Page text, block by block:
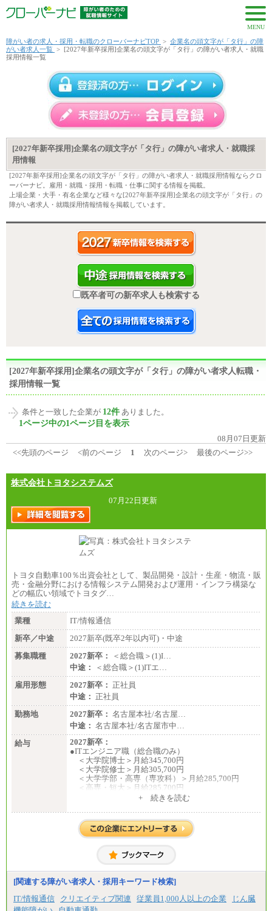
MENU
障がい者の求人・採用・転職のクローバーナビTOP > 企業名の頭文字が「タ行」の障
がい者求人一覧 > [2027年新卒採用]企業名の頭文字が「タ行」の障がい者求人・就職
採用情報一覧
[2027年新卒採用]企業名の頭文字が「タ行」の障がい者求人・就職採
用情報
[2027年新卒採用]企業名の頭文字が「タ行」の障がい者求人・就職採用情報ならクロ
ーバーナビ。雇用・就職・採用・転職・仕事に関する情報を掲載。
上場企業・大手・有名企業など様々な[2027年新卒採用]企業名の頭文字が「タ行」の
障がい者求人・就職採用情報情報を掲載しています。
既卒者可の新卒求人も検索する
[2027年新卒採用]企業名の頭文字が「タ行」の障がい者求人転職・
採用情報一覧
条件と一致した企業が 12件 ありました。
1ページ中の1ページ目を表示
08月07日更新
<<先頭のページ
<前のページ 1 次のページ> 最後のページ>>
株式会社トヨタシステムズ
07月22日更新
トヨタ自動車100％出資会社として、製品開発・設計・生産・物流・販
売・金融分野における情報システム開発および運用・インフラ構築な
どの幅広い領域でトヨタグ…
続きを読む
業種
IT/情報通信
新卒／中途
2027新卒(既卒2年以内可)・中途
募集職種
2027新卒：
＜総合職＞(1)I…
中途：
＜総合職＞(1)ITエ…
雇用形態
2027新卒： 正社員
中途： 正社員
勤務地
2027新卒： 名古屋本社/名古屋…
中途： 名古屋本社/名古屋市中…
給与
2027新卒：
●ITエンジニア職（総合職のみ）
＜大学院博士＞月給345,700円
＜大学院修士＞月給305,700円
＜大学学部・高専（専攻科）＞月給285,700円
＜高専・短大＞月給285,700円
＜大学院修士・博士＞月給：305,700円（総合職）
＜大学学部＞月給：285,700円（総合職）／253,10
0円（一般職）
00円（一般職）
※試用期間中の条件変更：無
中途：
■正社員採用■
＜総合職＞
+ 続きを読む
[関連する障がい者求人・採用キーワード検索]
IT/情報通信
クリエイティブ関連 従業員1,000人以上の企業
じん臓